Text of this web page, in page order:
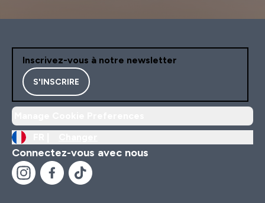
Inscrivez-vous à notre newsletter
S'INSCRIRE
Connectez-vous avec nous